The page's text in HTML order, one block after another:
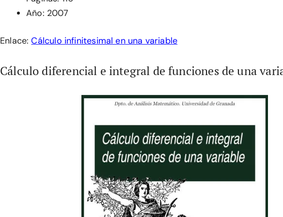
Año: 2007
Enlace:Cálculo infinitesimal en una variable
Cálculo diferencial e integral de funciones de una